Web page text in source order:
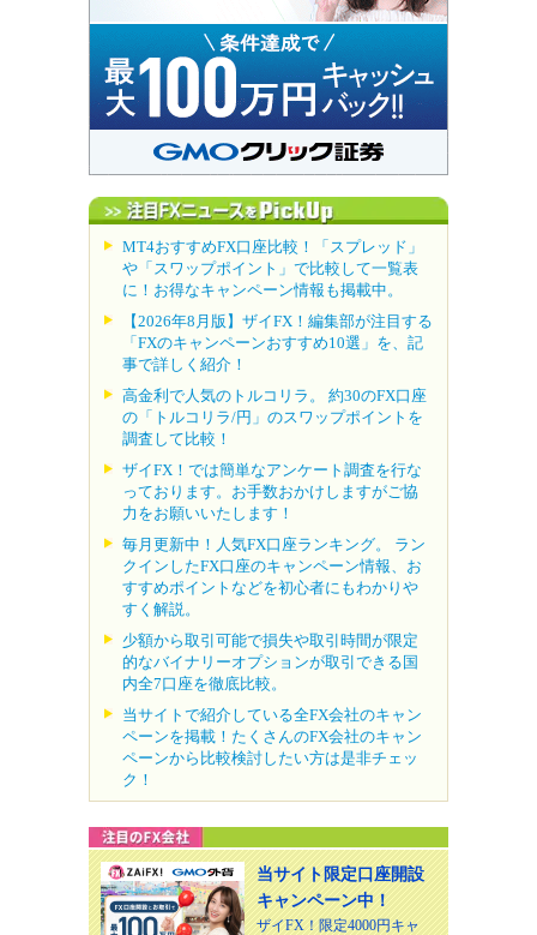
MT4おすすめFX口座比較！「スプレッド」
や「スワップポイント」で比較して一覧表
に！お得なキャンペーン情報も掲載中。
【2026年8月版】ザイFX！編集部が注目する
「FXのキャンペーンおすすめ10選」を、記
事で詳しく紹介！
高金利で人気のトルコリラ。 約30のFX口座
の「トルコリラ/円」のスワップポイントを
調査して比較！
ザイFX！では簡単なアンケート調査を行な
っております。お手数おかけしますがご協
力をお願いいたします！
毎月更新中！人気FX口座ランキング。 ラン
クインしたFX口座のキャンペーン情報、お
すすめポイントなどを初心者にもわかりや
すく解説。
少額から取引可能で損失や取引時間が限定
的なバイナリーオプションが取引できる国
内全7口座を徹底比較。
当サイトで紹介している全FX会社のキャン
ペーンを掲載！たくさんのFX会社のキャン
ペーンから比較検討したい方は是非チェッ
ク！
当サイト限定口座開設
キャンペーン中！
ザイFX！限定4000円キャ